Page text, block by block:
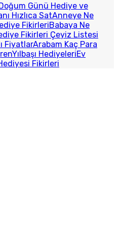
Günü Hediye ve
Hızlıca SatAnneye Ne
FikirleriBabaya Ne
Fikirleri Çeyiz Listesi
FiyatlarArabam Kaç Para
Yılbaşı HediyeleriEv
Fikirleri